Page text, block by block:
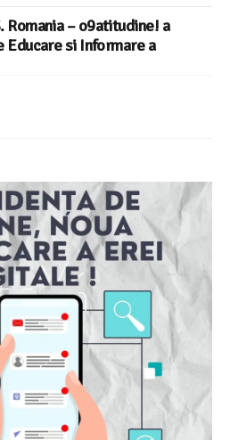
Romania – o9atitudine! a
Educare si Informare a